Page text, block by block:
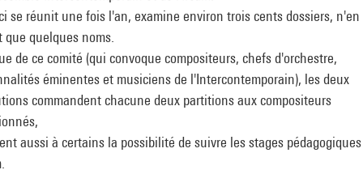
se réunit une fois l'an, examine environ trois cents dossiers, n'en
que quelques noms.
de ce comité (qui convoque compositeurs, chefs d'orchestre,
éminentes et musiciens de l'Intercontemporain), les deux
commandent chacune deux partitions aux compositeurs
aussi à certains la possibilité de suivre les stages